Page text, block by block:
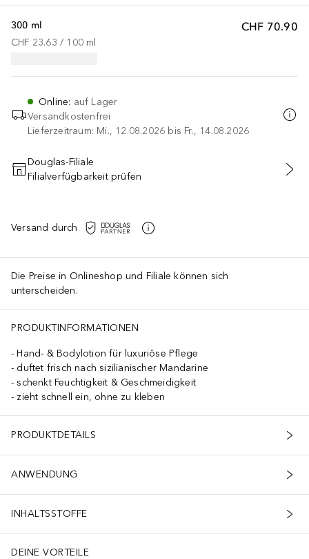
CHF 70.90
300 ml
CHF 23.63 / 100 ml
Online: auf Lager
Versandkostenfrei
Lieferzeitraum: Mi., 12.08.2026 bis Fr., 14.08.2026
IN DEN WARENKORB
Douglas-Filiale
Filialverfügbarkeit prüfen
Versand durch
Die Preise in Onlineshop und Filiale können sich
unterscheiden.
PRODUKTINFORMATIONEN
Hand- & Bodylotion für luxuriöse Pflege
duftet frisch nach sizilianischer Mandarine
schenkt Feuchtigkeit & Geschmeidigkeit
zieht schnell ein, ohne zu kleben
PRODUKTDETAILS
ANWENDUNG
INHALTSSTOFFE
DEINE VORTEILE